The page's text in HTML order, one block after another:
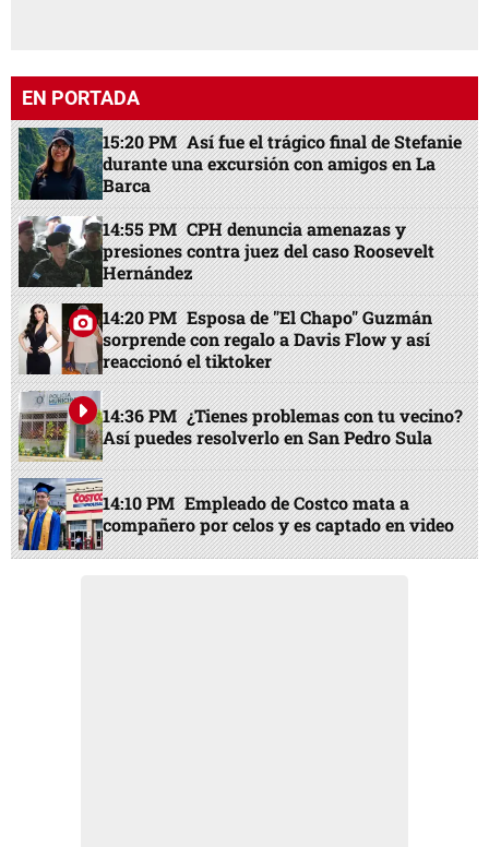
EN PORTADA
15:20 PM Así fue el trágico final de Stefanie
durante una excursión con amigos en La
Barca
14:55 PM CPH denuncia amenazas y
presiones contra juez del caso Roosevelt
Hernández
14:20 PM Esposa de "El Chapo" Guzmán
sorprende con regalo a Davis Flow y así
reaccionó el tiktoker
14:36 PM ¿Tienes problemas con tu vecino?
Así puedes resolverlo en San Pedro Sula
14:10 PM Empleado de Costco mata a
compañero por celos y es captado en video